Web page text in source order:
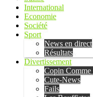
International
Economie
Société
Sport
News en direct
Résultats
Divertissement
Copin Comme
Cute-News
Fails